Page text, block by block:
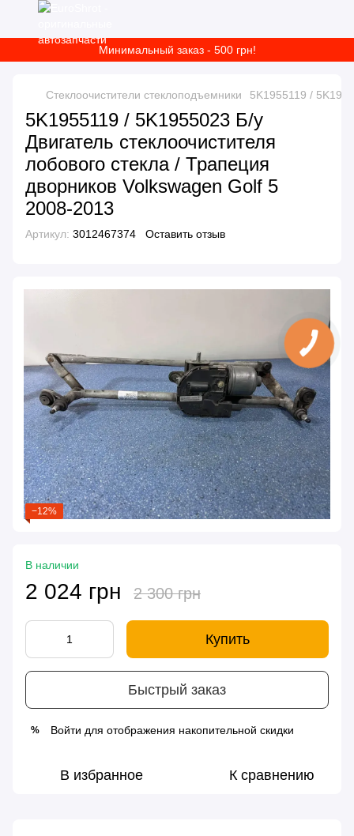
Минимальный заказ - 500 грн!
Стеклоочистители стеклоподъемники 5K1955119 /
5K1955119 / 5K1955023 Б/у
Двигатель стеклоочистителя
лобового стекла / Трапеция
дворников Volkswagen Golf 5
2008-2013
Артикул: 3012467374 Оставить отзыв
−12%
В наличии
2 024 грн 2 300 грн
Купить
Быстрый заказ
% Войти для отображения накопительной скидки
В избранное К сравнению